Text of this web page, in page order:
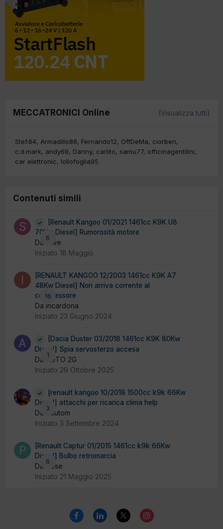
MECCATRONICI Online (Visualizza tutti)
Stef.64 Armadillo88 Fernando12 OffDeMa
ciorben
c.d.mark
andy69 Danny carlito samu77 officinagentilini
car elettronic
lollofoglia95
Contenuti simili
6
[Renault Kangoo 01/2021 1461cc K9K U8
70Kw Diesel] Rumorosità motore
Da stive
Iniziato 18 Maggio
16
[RENAULT KANGOO 12/2003 1461cc K9K A7
48Kw Diesel] Non arriva corrente al
compressore
Da incardona
Iniziato 23 Giugno 2024
1
[Dacia Duster 03/2018 1461cc K9K 80Kw
Diesel] Spia servosterzo accesa
Da AUTO 2G
Iniziato 29 Ottobre 2025
3
[renault kangoo 10/2018 1500cc k9k 66Kw
Diesel] attacchi per ricarica clima help
Da dautom
Iniziato 3 Settembre 2024
6
[Renault Captur 01/2015 1461cc k9k 66Kw
Diesel] Bulbo retromarcia
Da Pese
Iniziato 21 Maggio 2025